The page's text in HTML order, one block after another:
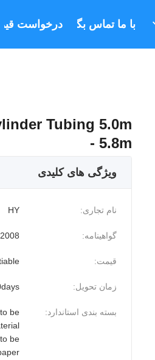
با ما تماس بگیریددرخواست
Tubing 5.0m
- 5.8m
ویژگی های کلیدی
نام تجاری: HY
گواهینامه:
قیمت:
زمان تحویل:
بسته بندی استاندارد:
be
be